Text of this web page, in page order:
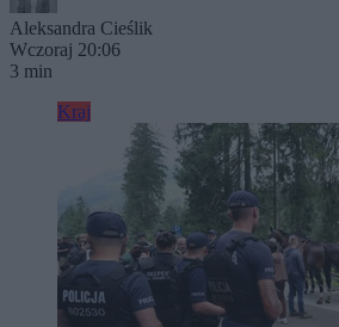
Aleksandra Cieślik
Wczoraj 20:06
3 min
Kraj